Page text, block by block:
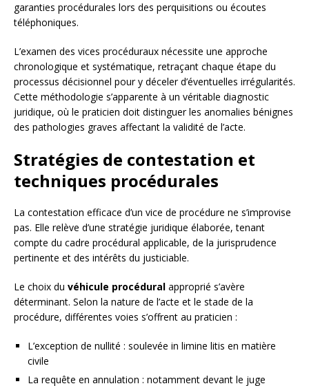
garanties procédurales lors des perquisitions ou écoutes
téléphoniques.
L’examen des vices procéduraux nécessite une approche
chronologique et systématique, retraçant chaque étape du
processus décisionnel pour y déceler d’éventuelles irrégularités.
Cette méthodologie s’apparente à un véritable diagnostic
juridique, où le praticien doit distinguer les anomalies bénignes
des pathologies graves affectant la validité de l’acte.
Stratégies de contestation et
techniques procédurales
La contestation efficace d’un vice de procédure ne s’improvise
pas. Elle relève d’une stratégie juridique élaborée, tenant
compte du cadre procédural applicable, de la jurisprudence
pertinente et des intérêts du justiciable.
Le choix du véhicule procédural approprié s’avère
déterminant. Selon la nature de l’acte et le stade de la
procédure, différentes voies s’offrent au praticien :
L’exception de nullité : soulevée in limine litis en matière
civile
La requête en annulation : notamment devant le juge